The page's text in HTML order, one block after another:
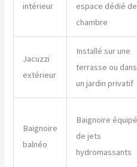
intérieur
espace dédié
chambre
Jacuzzi
extérieur
Installé sur une
terrasse ou dans
un jardin privatif
Baignoire
balnéo
Baignoire
de jets
hydromassants